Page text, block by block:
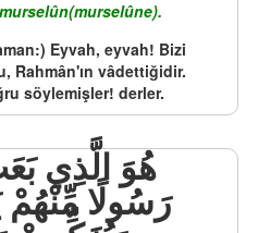
Eyvah, eyvah! Bizi
Rahmân'ın vâdettiğidir.
söylemişler! derler.
رَسُولًا مِّنْهُمْ